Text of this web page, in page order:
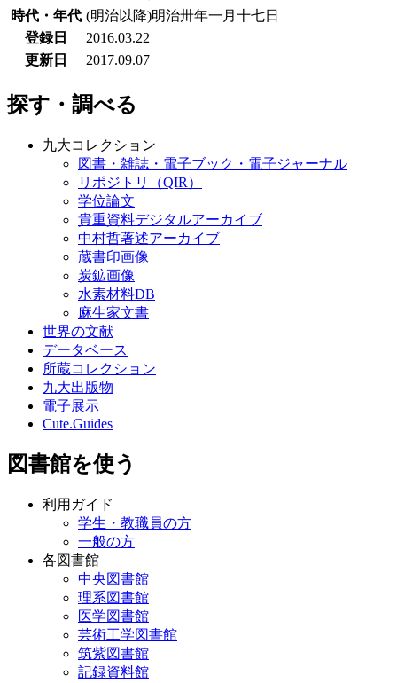
時代・年代 (明治以降)明治卅年一月十七日
登録日
2016.03.22
更新日
2017.09.07
探す・調べる
九大コレクション
図書・雑誌・電子ブック・電子ジャーナル
リポジトリ（QIR）
学位論文
貴重資料デジタルアーカイブ
中村哲著述アーカイブ
蔵書印画像
炭鉱画像
水素材料DB
麻生家文書
世界の文献
データベース
所蔵コレクション
九大出版物
電子展示
Cute.Guides
図書館を使う
利用ガイド
学生・教職員の方
一般の方
各図書館
中央図書館
理系図書館
医学図書館
芸術工学図書館
筑紫図書館
記録資料館